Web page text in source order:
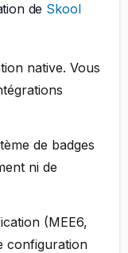
de Skool
native. Vous
de badges
ni de
(MEE6,
configuration